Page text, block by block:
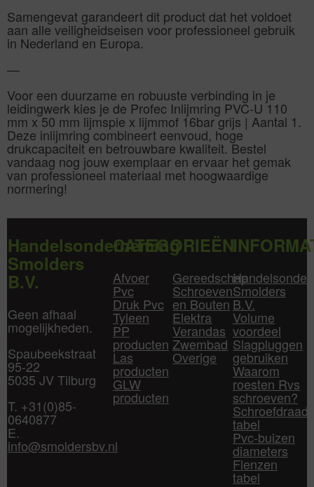
Samengevat garandeert dit product dat het voldoet
aan alle veiligheidseisen voor professioneel gebruik
in Nederland en Europa.
—
Voor een duurzame en robuuste verbinding in je
leidingwerk kies je de Profec Inlijmring PVC-U 110
mm x 50 mm lijmspie x lijmmof 16bar grijs | Aantal 1.
Deze inlijmring combineert eenvoud, hoge
drukcapaciteit en betrouwbare kwaliteit. Bestel
vandaag nog jouw exemplaar en ervaar het gemak
van professioneel materiaal met hoogwaardige
normering!
Handelsonderneming
Smolders
B.V.
Geen afhaal
mogelijkheden.
Spaubeekstraat
95-22
5035 JV Tilburg
T. +31(0)85-
0640877
E.
info@smoldersbv.nl
CATEGORIEËN
Afvoer
Pvc
Druk Pvc
Tyleen
PP
producten
Las
producten
GLW
producten
Gereedschap
Schroeven
en Bouten
Elektra
Verandas
Zwembad
Overige
Smolders
B.V.
Volume
voordeel
Slagpluggen
gebruiken
Waarom
roesten Rvs
schroeven?
Schroefdraad
tabel
Pvc-buizen
diameters
Flenzen
tabel